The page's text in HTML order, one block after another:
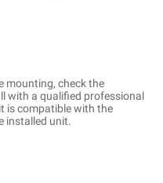
mounting, check the
with a qualified professional
is compatible with the
installed unit.